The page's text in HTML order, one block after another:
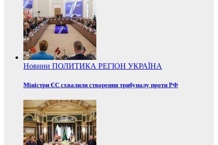
Новини ПОЛИТИКА РЕГІОН УКРАЇНА
Міністри ЄС схвалили створення трибуналу проти РФ